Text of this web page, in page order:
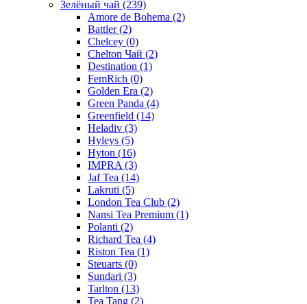
Зелёный чай (239)
Amore de Bohema (2)
Battler(2)
Chelcey (0)
Chelton Чай (2)
Destination (1)
FemRich (0)
Golden Era (2)
Green Panda (4)
Greenfield (14)
Heladiv (3)
Hyleys (5)
Hyton (16)
IMPRA (3)
Jaf Tea (14)
Lakruti (5)
London Tea Club (2)
Nansi Tea Premium (1)
Polanti (2)
Richard Tea (4)
Riston Tea (1)
Steuarts (0)
Sundari (3)
Tarlton (13)
Tea Tang (2)